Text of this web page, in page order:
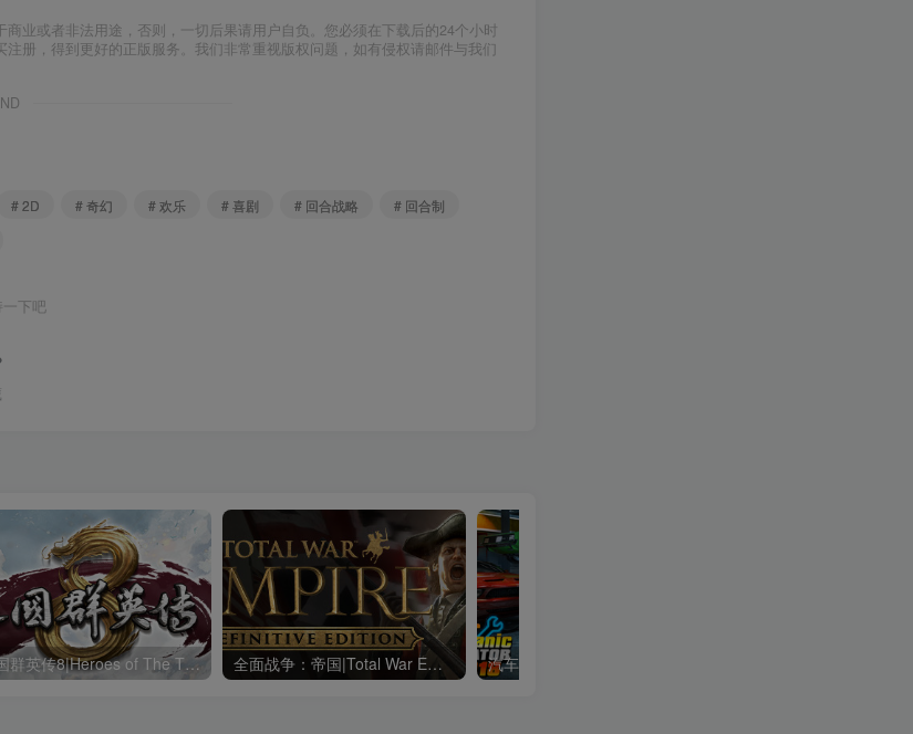
业或者非法用途，否则，一切后果请用户自负。您必须在下载后的24个小时
册，得到更好的正版服务。我们非常重视版权问题，如有侵权请邮件与我们
# 2D # 奇幻 # 欢乐 # 喜剧 # 回合战略
# 回合制
一下吧
三国群英传8|Heroes of The Three Kingdoms 8|2.3.1|整合全DLC 全面战争：帝国|Total War Empire|1.5.0|整合全DLC